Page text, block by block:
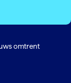
omtrent